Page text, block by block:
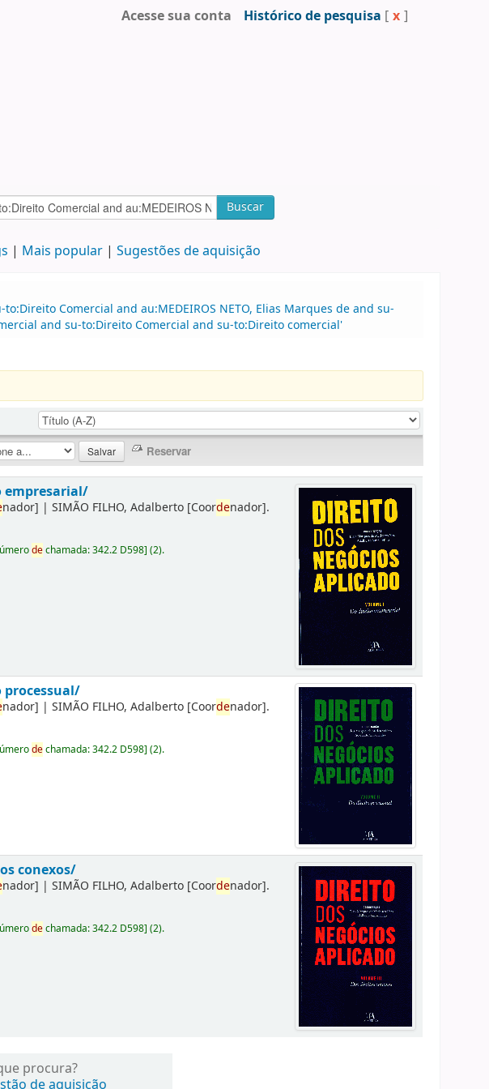
Acesse sua conta Histórico de pesquisa [ x ]
Buscar
Mais popular Sugestões de aquisição
Comercial and au:MEDEIROS NETO, Elias Marques de and su-
and su-to:Direito Comercial and su-to:Direito comercial'
empresarial/
nador] |SIMÃO FILHO, Adalberto [Coordenador].
dechamada:342.2 D598](2).
processual/
nador] |SIMÃO FILHO, Adalberto [Coordenador].
dechamada:342.2 D598](2).
conexos/
nador] |SIMÃO FILHO, Adalberto [Coordenador].
dechamada:342.2 D598](2).
procura?